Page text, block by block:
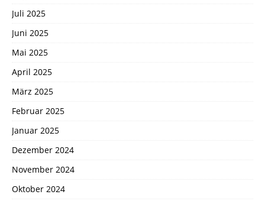
Juli 2025
Juni 2025
Mai 2025
April 2025
März 2025
Februar 2025
Januar 2025
Dezember 2024
November 2024
Oktober 2024